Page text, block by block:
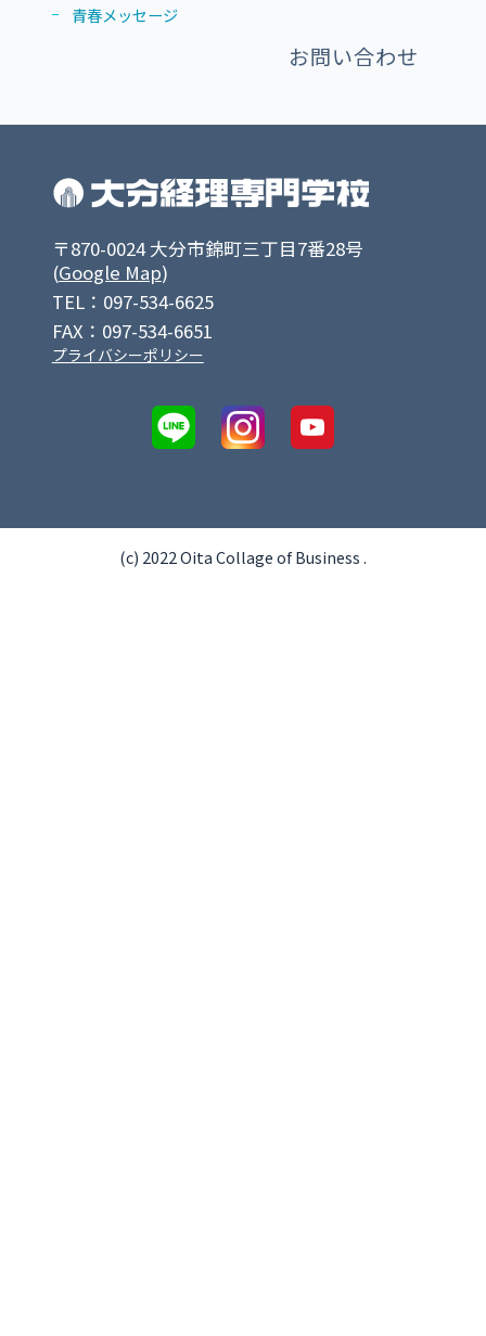
青春メッセージ
お問い合わせ
〒870-0024 大分市錦町三丁目7番28号
(Google Map)
TEL：097-534-6625
FAX：097-534-6651
プライバシーポリシー
(c) 2022 Oita Collage of Business .